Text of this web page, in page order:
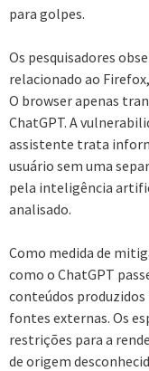
para golpes.
Os pesquisadores
relacionado ao
O browser apenas
ChatGPT. A
assistente trata
usuário sem uma
pela inteligência
analisado.
Como medida de
como o ChatGPT
conteúdos
fontes externas. Os
restrições para a
de origem